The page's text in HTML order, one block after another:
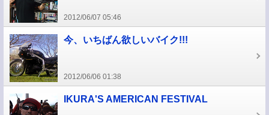
2012/06/07 05:46
今、いちばん欲しいバイク!!!
2012/06/06 01:38
IKURA'S AMERICAN FESTIVAL